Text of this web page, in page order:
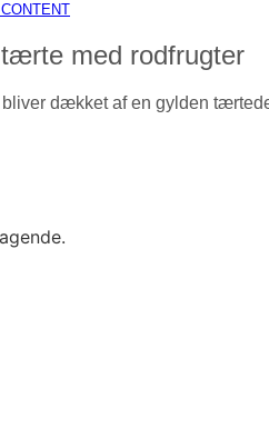
med rodfrugter
dækket af en gylden